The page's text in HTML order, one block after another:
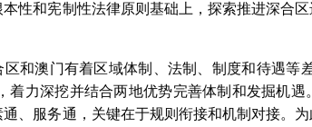
性和宪制性法律原则基础上，探索推进深合
区和澳门有着区域体制、法制、制度和待遇等
着力深挖并结合两地优势完善体制和发掘机
、服务通，关键在于规则衔接和机制对接。